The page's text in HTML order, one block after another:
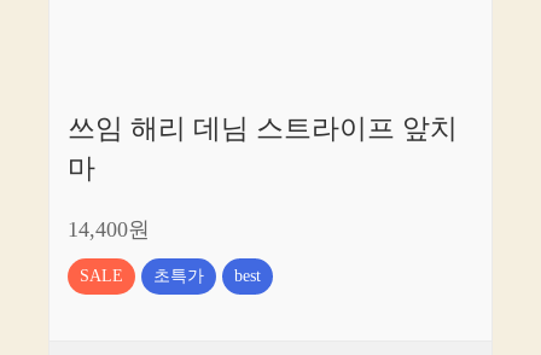
쓰임 해리 데님 스트라이프 앞치
마
14,400원
SALE 초특가 best